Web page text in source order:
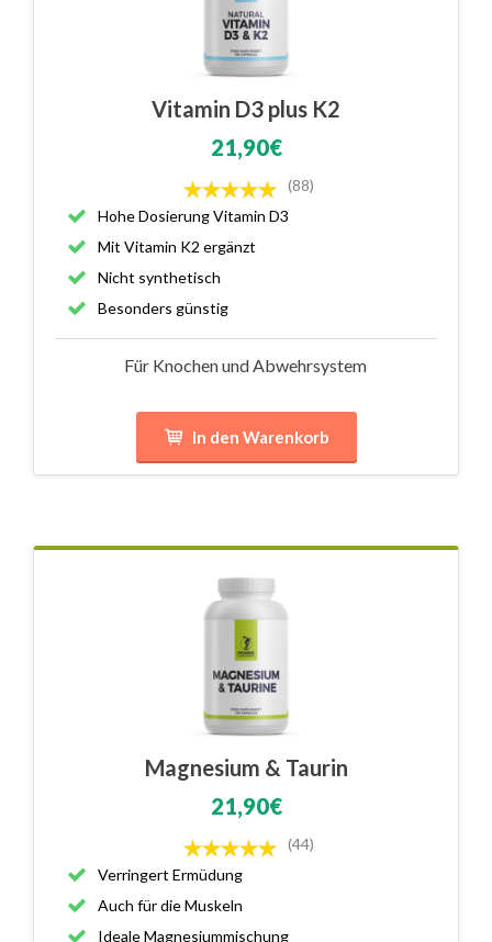
Vitamin D3 plus K2
21,90€
(88)
Hohe Dosierung Vitamin D3
Mit Vitamin K2 ergänzt
Nicht synthetisch
Besonders günstig
Für Knochen und Abwehrsystem
In den Warenkorb
Magnesium & Taurin
21,90€
(44)
Verringert Ermüdung
Auch für die Muskeln
Ideale Magnesiummischung